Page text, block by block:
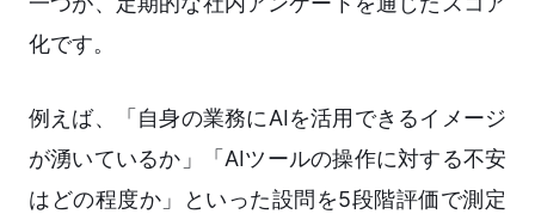
化です。
例えば、「自身の業務にAIを活用できるイメージ
が湧いているか」「AIツールの操作に対する不安
はどの程度か」といった設問を5段階評価で測定